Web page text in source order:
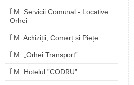
Î.M. Servicii Comunal - Locative
Orhei
Î.M. Achiziții, Comerț și Piețe
Î.M. „Orhei Transport”
Î.M. Hotelul ”CODRU”